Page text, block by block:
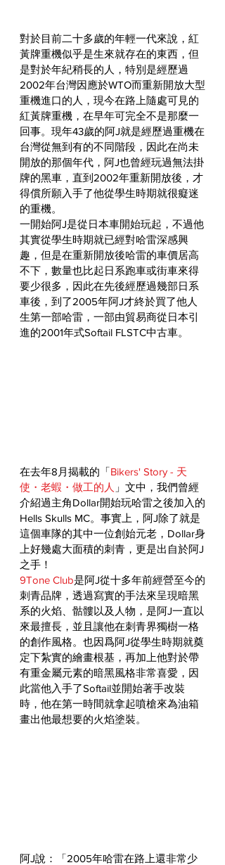
對於目前二十多歲的年輕一代來說，紅
黃牌重機似乎是生來就存在的東西，但
是對於年紀稍長的人，特別是經歷過
2002年台灣因應於WTO而重新開放大型
重機進口的人，現今在路上隨處可見的
紅黃牌重機，在早年可完全不是那麼一
回事。現年43歲的阿J就是經歷過重機在
台灣從無到有的不同階段，因此在尚未
開放的那個年代，阿J也曾經玩過無法掛
牌的黑車，直到2002年重新開放後，才
得償所願入手了他從學生時期就很癡迷
的重機。
一開始阿J是從日本車開始玩起，不過他
其實從學生時期就已經對哈雷深感興
趣，但是在重新開放後哈雷的車價居高
不下，數量也比起日系跑車或街車來得
要少很多，因此在先後經歷過幾部日系
車後，到了2005年阿J才終於買了他人
生第一部哈雷，一部由貿易商從日本引
進的2001年式Softail FLSTC中古車。
在去年8月揭載的「Bikers' Story - 天
使・老蝦・做工的人 」文中，我們曾經
介紹過主角Dollar開始玩哈雷之後加入的
Hells Skulls MC。事實上，阿J除了就是
這個車隊的其中一位創始元老，Dollar身
上好幾處大面積的刺青，更是出自於阿J
之手！
9Tone Club是阿J從十多年前經營至今的
刺青品牌，透過寫實的手法來呈現暗黑
系的火焰、骷髏以及人物，是阿J一直以
來最擅長，並且讓他在刺青界獨樹一格
的創作風格。也因爲阿J從學生時期就奠
定下紮實的繪畫根基，再加上他對於帶
有重金屬元素的暗黑風格非常喜愛，因
此當他入手了Softail並開始著手改裝
時，他在第一時間就拿起噴槍來為油箱
畫出他最想要的火焰塗裝。
阿J說：「2005年哈雷在路上還非常少